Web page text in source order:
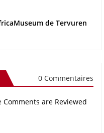
de Tervuren
0 Commentaires
are Reviewed